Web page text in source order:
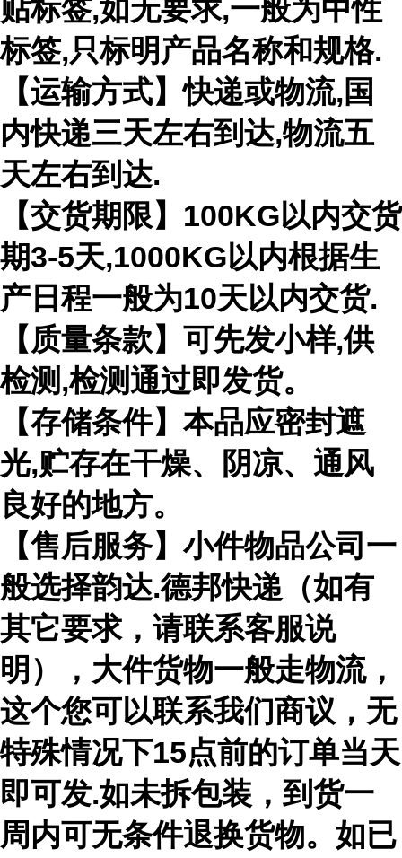
贴标签,如无要求,一般为中性
标签,只标明产品名称和规格.
【运输方式】快递或物流,国
内快递三天左右到达,物流五
天左右到达.
【交货期限】100KG以内交货
期3-5天,1000KG以内根据生
产日程一般为10天以内交货.
【质量条款】可先发小样,供
检测,检测通过即发货。
【存储条件】本品应密封遮
光,贮存在干燥、阴凉、通风
良好的地方。
【售后服务】小件物品公司一
般选择韵达.德邦快递（如有
其它要求，请联系客服说
明），大件货物一般走物流，
这个您可以联系我们商议，无
特殊情况下15点前的订单当天
即可发.如未拆包装，到货一
周内可无条件退换货物。如已